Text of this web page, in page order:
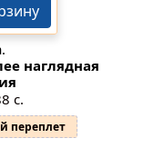
наглядная
с.
переплет